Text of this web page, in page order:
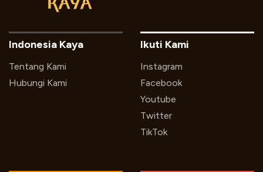
Indonesia Kaya
Tentang Kami
Hubungi Kami
Ikuti Kami
Instagram
Facebook
Youtube
Twitter
TikTok